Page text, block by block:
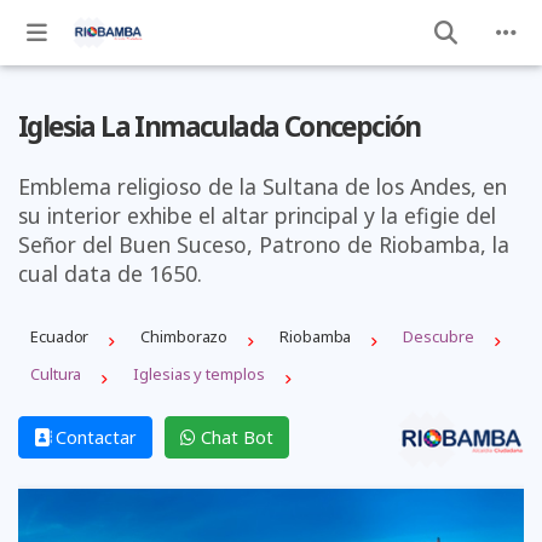
Iglesia La Inmaculada Concepción
Emblema religioso de la Sultana de los Andes, en
su interior exhibe el altar principal y la efigie del
Señor del Buen Suceso, Patrono de Riobamba, la
cual data de 1650.
Ecuador Chimborazo Riobamba
Descubre
Cultura
Iglesias y templos
Contactar Chat Bot